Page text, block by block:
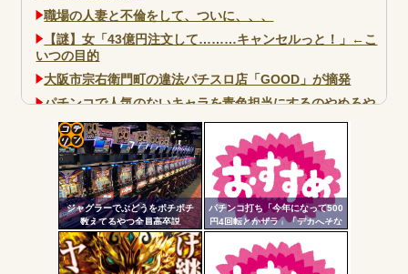
職場の人妻と不倫をして、ついに、、、
【謎】女「43億円注文して………キャンセルっと！」←こ
いつの目的
大阪市宗右衛門町の違法パチスロ店「GOOD」が摘発
パチンコで人気のないキャラを青色担当にするのやめろや
ワイ、パチンコ屋店員の目の前で会員カードを握り潰し
「今までありがとう」と...
無職のパチンコカス(22)なんやが、ワイの人生どれくらい
ヤバいか教えて？...
AngelBeats!とかいうクソアニメの思い出ｗｗｗ
ジャグラーでぶどうをポチポチ
数えてるやつ全員高卒説
パチンコ打ち「今年になって500
円4回転とかザラ」「デカへそな
のに10回転とかザラ」←これほ
んまかよ？
コテ
リン
- 固
定リ
ンク